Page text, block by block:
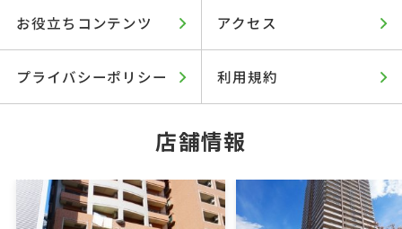
お役立ちコンテンツ アクセス
プライバシーポリシー 利用規約
店舗情報